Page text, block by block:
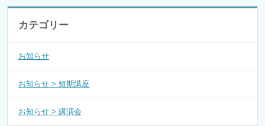
カテゴリー
お知らせ
お知らせ > 短期講座
お知らせ > 講演会